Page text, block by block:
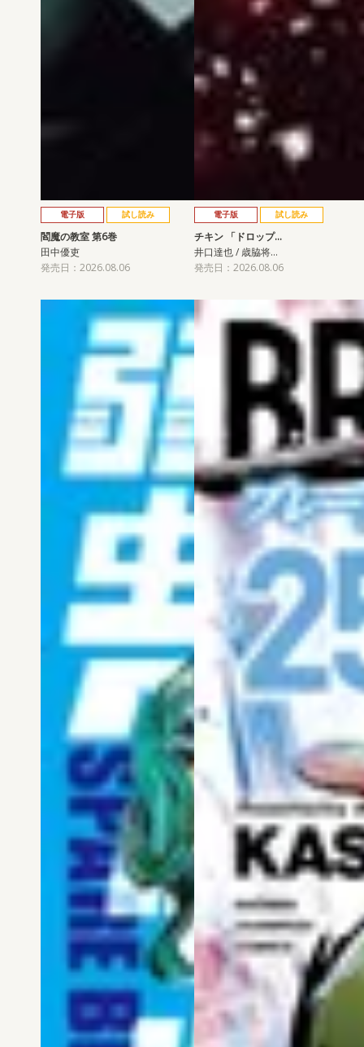
電子版 試し読み
閻魔の教室 第6巻
田中優吏
発売日：2026.08.06
電子版 試し読み
チキン 「ドロップ…
井口達也 / 歳脇将…
発売日：2026.08.06